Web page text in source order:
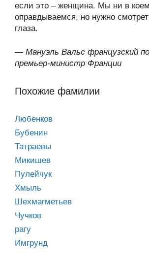
если это – женщина. Мы ни в
оправдываемся, но нужно
глаза.
— Мануэль Вальс французский
премьер-министр Франции
Похожие фамилии
Любенков
Бубенин
Татраевы
Микишев
Пулейчук
Хмыль
Шехмагметьев
Чучков
рагу
Имгрунд